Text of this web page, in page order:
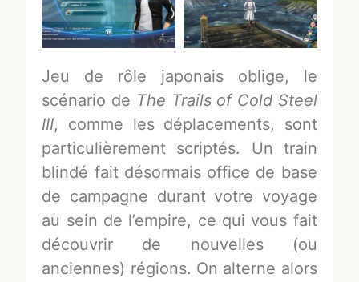
Jeu de rôle japonais oblige, le
scénario de The Trails of Cold Steel
III, comme les déplacements, sont
particulièrement scriptés. Un train
blindé fait désormais office de base
de campagne durant votre voyage
au sein de l’empire, ce qui vous fait
découvrir de nouvelles (ou
anciennes) régions. On alterne alors